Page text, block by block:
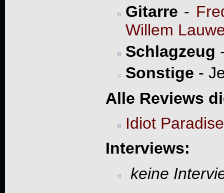
Gitarre -
Willem
Schlagzeug
Sonstige -
Alle Reviews
Idiot Paradise
Interviews:
keine